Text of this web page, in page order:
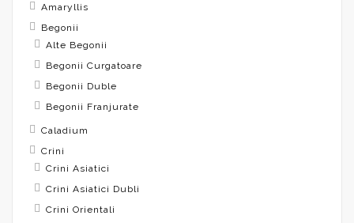
Amaryllis
Begonii
Alte Begonii
Begonii Curgatoare
Begonii Duble
Begonii Franjurate
Caladium
Crini
Crini Asiatici
Crini Asiatici Dubli
Crini Orientali